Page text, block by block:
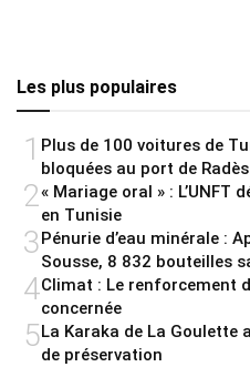
Les plus populaires
1 Plus de 100 voitures de
bloquées au port de Radès
2« Mariage oral » : L’UNFT
en Tunisie
3Pénurie d’eau minérale :
Sousse, 8 832 bouteilles
4Climat : Le renforcement
concernée
5La Karaka de La
de préservation